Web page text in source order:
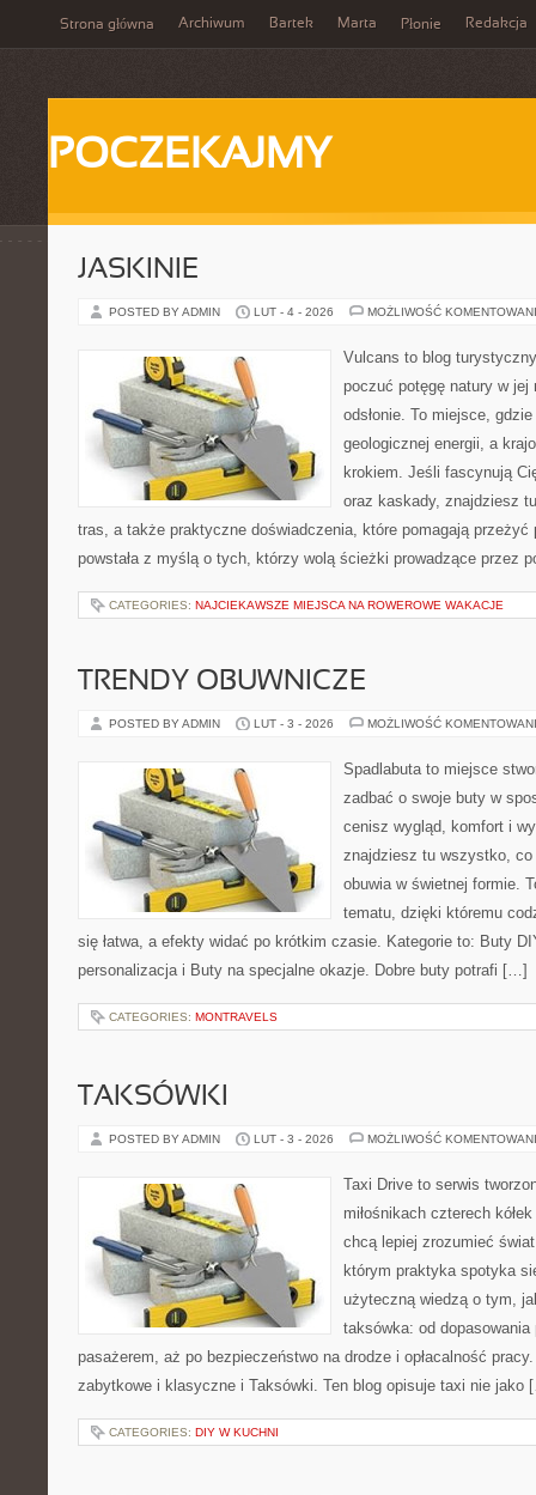
Strona główna Archiwum Bartek Marta Płonie Redakcja
POCZEKAJMY
JASKINIE
POSTED BY ADMIN LUT - 4 - 2026 MOŻLIWOŚĆ
Vulcans to blog
poczuć potęgę natury w jej
odsłonie. To miejsce,
geologicznej energii, a
krokiem. Jeśli fascynują
oraz kaskady, znajdziesz
tras, a także praktyczne doświadczenia, które pomagają przeżyć
powstała z myślą o tych, którzy wolą ścieżki prowadzące przez
CATEGORIES: NAJCIEKAWSZE MIEJSCA NA ROWEROWE WAKACJE
TRENDY OBUWNICZE
POSTED BY ADMIN LUT - 3 - 2026 MOŻLIWOŚĆ
Spadlabuta to miejsce
zadbać o swoje buty w
cenisz wygląd, komfort i
znajdziesz tu wszystko, co
obuwia w świetnej formie.
tematu, dzięki któremu
się łatwa, a efekty widać po krótkim czasie. Kategorie to: Buty
personalizacja i Buty na specjalne okazje. Dobre buty potrafi […]
CATEGORIES: MONTRAVELS
TAKSÓWKI
POSTED BY ADMIN LUT - 3 - 2026 MOŻLIWOŚĆ
Taxi Drive to serwis
miłośnikach czterech
chcą lepiej zrozumieć
którym praktyka spotyka
użyteczną wiedzą o tym,
taksówka: od
pasażerem, aż po bezpieczeństwo na drodze i opłacalność
zabytkowe i klasyczne i Taksówki. Ten blog opisuje taxi nie jako
CATEGORIES: DIY W KUCHNI